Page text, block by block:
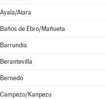
Ayala/Aiara
Baños de Ebro/Mañueta
Barrundia
Berantevilla
Bernedo
Campezo/Kanpezu